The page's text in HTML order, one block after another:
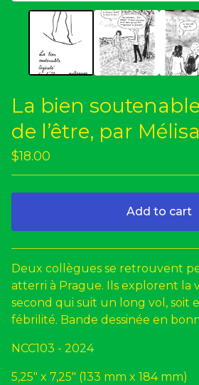
La bien
de l’être, par
$18.00
Add to cart
Go to cart
Deux collègues se retrouvent
atterri à Prague. Ils explorent la
second qui suit un long vol, soit
fébrilité. Bande dessinée en
NCC103 - 2024
5,25" x 7,25" (133 mm x 184 mm)